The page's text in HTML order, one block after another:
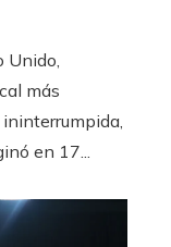
Unido,
más
en 17...